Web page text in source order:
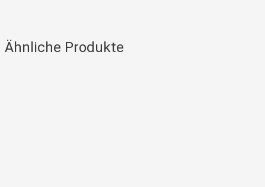
Ähnliche Produkte